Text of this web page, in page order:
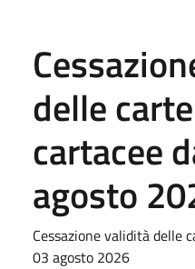
delle
cartacee
agosto
Cessazione validità delle
03 agosto 2026